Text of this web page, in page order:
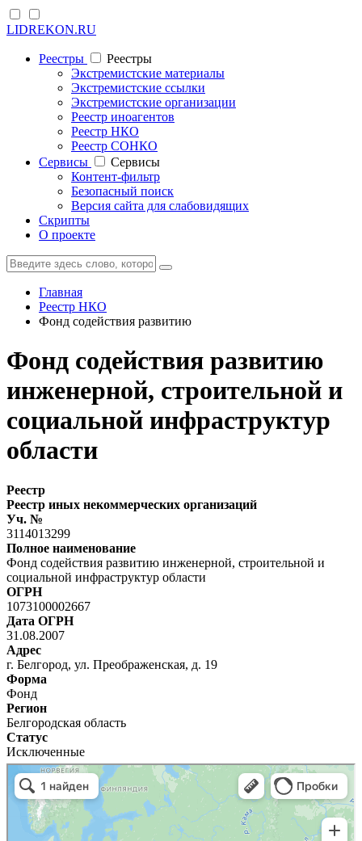
LIDREKON.RU
Реестры
Реестры
Экстремистские материалы
Экстремистские ссылки
Экстремистские организации
Реестр иноагентов
Реестр НКО
Реестр СОНКО
Cервисы
Cервисы
Контент-фильтр
Безопасный поиск
Версия сайта для слабовидящих
Скрипты
О проекте
Главная
Реестр НКО
Фонд содействия развитию
Фонд содействия развитию
инженерной, строительной и
социальной инфраструктур
области
Реестр
Реестр иных некоммерческих организаций
Уч. №
3114013299
Полное наименование
Фонд содействия развитию инженерной, строительной и
социальной инфраструктур области
ОГРН
1073100002667
Дата ОГРН
31.08.2007
Адрес
г. Белгород, ул. Преображенская, д. 19
Форма
Фонд
Регион
Белгородская область
Статус
Исключенные